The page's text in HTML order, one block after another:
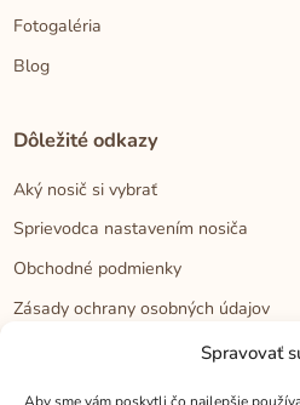
Spravovať
Fotogaléria
Blog
Dôležité odkazy
Aký nosič si vybrať
Sprievodca nastavením nosiča
Obchodné podmienky
Zásady ochrany osobných údajov